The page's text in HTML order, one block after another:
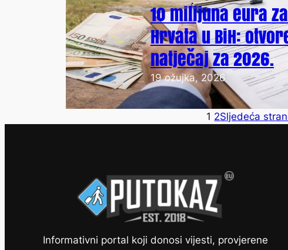
10 milijuna eura
Hrvata u BiH:
natječaj za 2026.
19 ožujka, 2026
1 2Sljedeća
Informativni portal koji donosi vijesti, provjerene